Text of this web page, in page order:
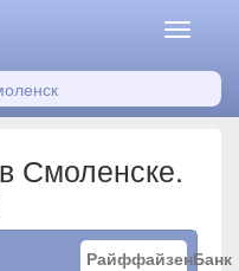
Смоленске.
РайффайзенБанк